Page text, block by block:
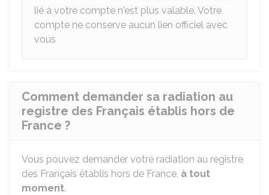
lié à votre compte n'est plus valable. Votre
compte ne conserve aucun lien officiel avec
vous
Comment demander sa radiation au
registre des Français établis hors de
France ?
Vous pouvez demander votre radiation au registre
des Français établis hors de France, à tout
moment.